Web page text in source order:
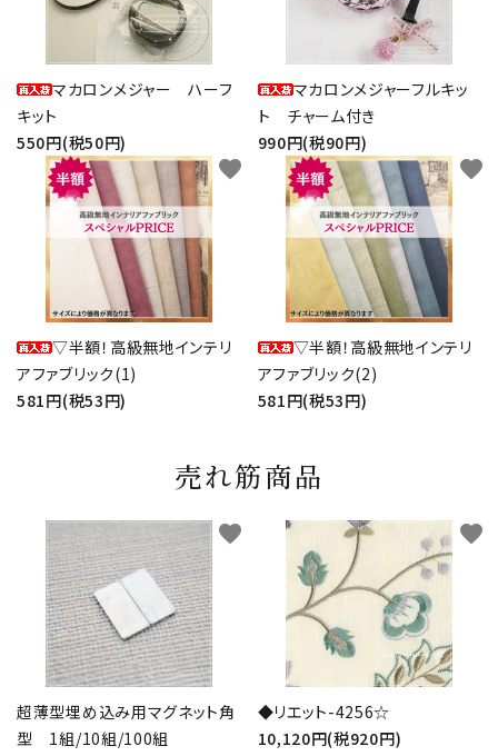
マカロンメジャー ハーフ
キット
550円(税50円)
マカロンメジャーフルキッ
ト チャーム付き
990円(税90円)
▽半額！高級無地インテリ
アファブリック(1)
581円(税53円)
favorite
▽半額！高級無地インテリ
アファブリック(2)
581円(税53円)
favorite
売れ筋商品
超薄型埋め込み用マグネット角
型 1組/10組/100組
favorite
◆リエット-4256☆
10,120円(税920円)
favorite